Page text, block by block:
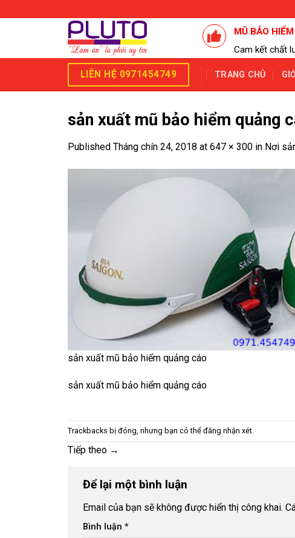
to
MŨ BẢO
Cam kết chất
LIÊN HỆ 0971454749 TRANG CHỦ
sản xuất mũ bảo hiểm quảng
Published Tháng chín 24, 2018 at 647 × 300 in Nơi
sản xuất mũ bảo hiểm quảng cáo
sản xuất mũ bảo hiểm quảng cáo
Trackbacks bị đóng, nhưng bạn có thể đăng nhận xét
Tiếp theo →
Để lại một bình luận
Email của bạn sẽ không được hiển thị công khai.
Bình luận *